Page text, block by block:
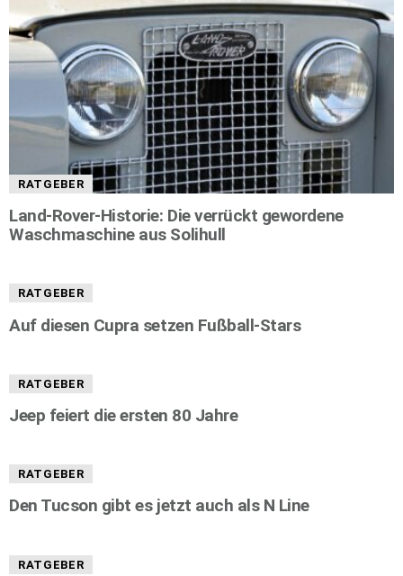
RATGEBER
Land-Rover-Historie: Die verrückt gewordene
Waschmaschine aus Solihull
RATGEBER
Auf diesen Cupra setzen Fußball-Stars
RATGEBER
Jeep feiert die ersten 80 Jahre
RATGEBER
Den Tucson gibt es jetzt auch als N Line
RATGEBER